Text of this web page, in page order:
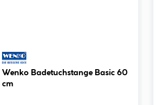
Wenko Badetuchstange Basic 60
cm